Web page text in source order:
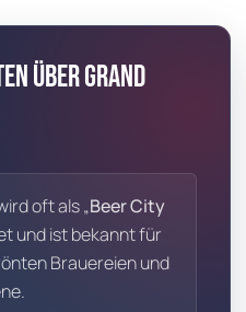
über Grand
oft als „Beer City
und ist bekannt für
Brauereien und